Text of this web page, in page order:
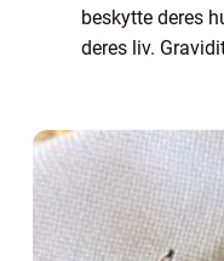
beskytte deres
deres liv.